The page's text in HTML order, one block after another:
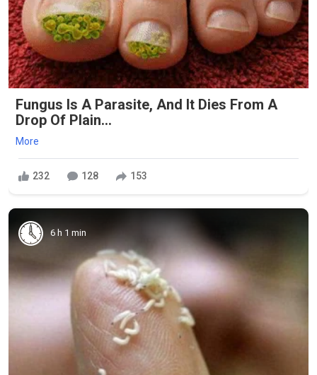
Fungus Is A Parasite, And It Dies From A
Drop Of Plain...
More
232 128 153
6 h 1 min